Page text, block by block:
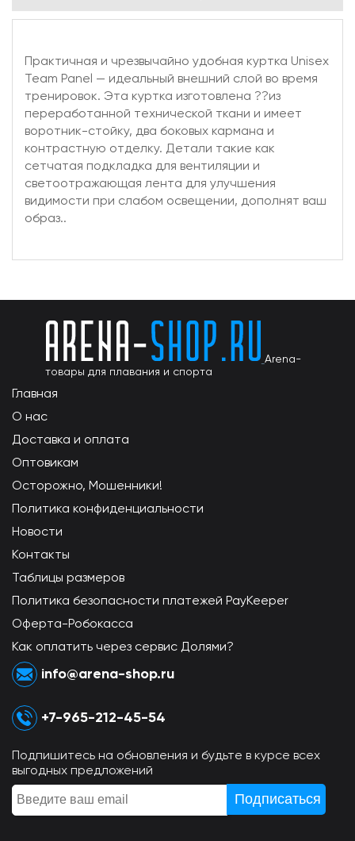
Практичная и чрезвычайно удобная куртка Unisex
Team Panel — идеальный внешний слой во время
тренировок. Эта куртка изготовлена ??из
переработанной технической ткани и имеет
воротник-стойку, два боковых кармана и
контрастную отделку. Детали такие как
сетчатая подкладка для вентиляции и
светоотражающая лента для улучшения
видимости при слабом освещении, дополнят ваш
образ..
Arena-
товары для плавания и спорта
Главная
О нас
Доставка и оплата
Оптовикам
Осторожно, Мошенники!
Политика конфиденциальности
Новости
Контакты
Таблицы размеров
Политика безопасности платежей PayKeeper
Оферта-Робокасса
Как оплатить через сервис Долями?
info@arena-shop.ru
+7-965-212-45-54
Подпишитесь на обновления и будьте в курсе всех
выгодных предложений